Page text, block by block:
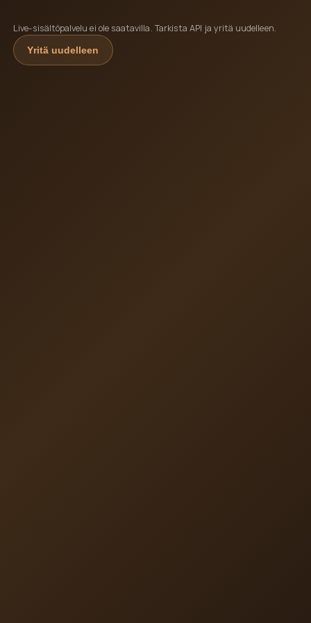
Live-sisältöpalvelu ei ole saatavilla. Tarkista API ja yritä uudelleen.
Yritä uudelleen